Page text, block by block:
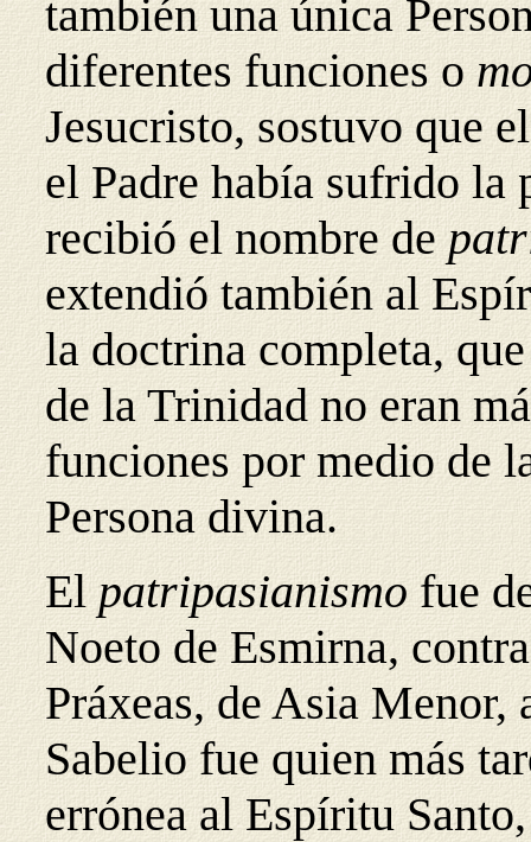
también una única
diferentes funciones o
Jesucristo, sostuvo que
el Padre había sufrido la
recibió el nombre de
extendió también al
la doctrina completa,
de la Trinidad no eran
funciones por medio de
Persona divina.
Elpatripasianismofue
Noeto de Esmirna,
Práxeas, de Asia
Sabelio fue quien más
errónea al Espíritu